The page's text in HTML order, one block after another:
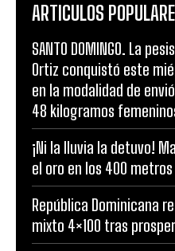
ARTICULOS
SANTO DOMINGO. La
Ortiz conquistó este
en la modalidad de
48 kilogramos
¡Ni la lluvia la detuvo!
el oro en los 400 metros
República Dominicana
mixto 4×100 tras